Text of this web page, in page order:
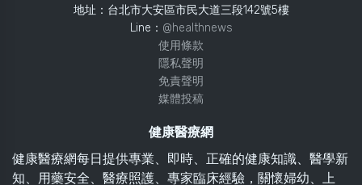
地址：台北市大安區市民大道三段142號5樓
Line： @healthnews
使用條款
隱私聲明
免責聲明
媒體投稿
健康醫療網
健康醫療網每日提供專業、即時、正確的健康知識、醫學新
知、用藥安全、醫療照護、專家臨床經驗，關懷婦幼、上